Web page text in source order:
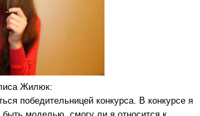
Жилюк:
победительницей конкурса. В конкурсе я